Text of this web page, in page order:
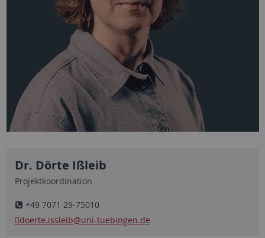
Dr. Dörte Ißleib
Projektkoordination
+49 7071 29-75010
doerte.issleib@uni-tuebingen.de